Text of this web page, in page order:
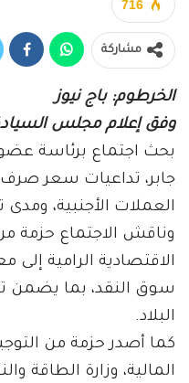
716
مشاركة
الخرطوم: باج نيوز
وفق إعلام مجلس
بحث اجتماع برئاسة
جابر، تداعيات سعر صرف
العملات الأجنبية، ومدى
وناقش الاجتماع حزمة من
الاقتصادية الرامية إلى
سوق النقد، بما يضمن
البلاد.
كما أصدر حزمة من
المالية، وزارة الطاقة